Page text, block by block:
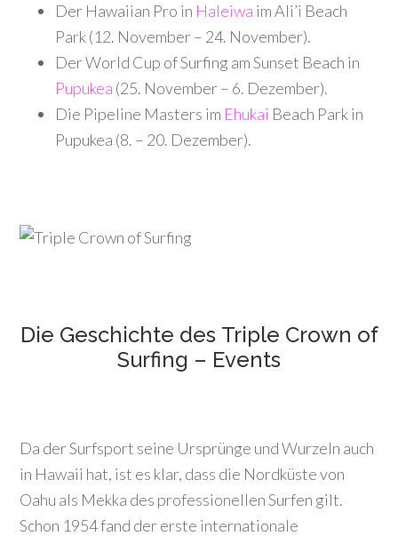
Der Hawaiian Pro in Haleiwa im Ali’i Beach
Park (12. November – 24. November).
Der World Cup of Surfing am Sunset Beach in
Pupukea (25. November – 6. Dezember).
Die Pipeline Masters im Ehukai Beach Park in
Pupukea (8. – 20. Dezember).
Die Geschichte des Triple Crown of
Surfing – Events
Da der Surfsport seine Ursprünge und Wurzeln auch
in Hawaii hat, ist es klar, dass die Nordküste von
Oahu als Mekka des professionellen Surfen gilt.
Schon 1954 fand der erste internationale